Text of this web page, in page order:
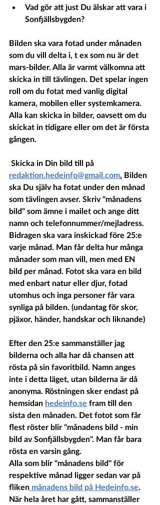
Vad gör att just Du älskar att vara i
Sonfjällsbygden?
Bilden ska vara fotad under månaden
som du vill delta i, t ex som nu är det
mars-bilder. Alla är varmt välkomna att
skicka in till tävlingen. Det spelar ingen
roll om du fotat med vanlig digital
kamera, mobilen eller systemkamera.
Alla kan skicka in bilder, oavsett om du
skickat in tidigare eller om det är första
gången.
Skicka in Din bild till på
redaktion.hedeinfo@gmail.com. Bilden
ska Du själv ha fotat under den månad
som tävlingen avser. Skriv "månadens
bild" som ämne i mailet och ange ditt
namn och telefonnummer/mejladress.
Bidragen ska vara inskickad före 25:e
varje månad. Man får delta hur många
månader som man vill, men med EN
bild per månad. Fotot ska vara en bild
med enbart natur eller djur, fotad
utomhus och inga personer får vara
synliga på bilden. (undantag för skor,
pjäxor, händer, handskar och liknande)
Efter den 25:e sammanställer jag
bilderna och alla har då chansen att
rösta på sin favoritbild. Namn anges
inte i detta läget, utan bilderna är då
anonyma. Röstningen sker endast på
hemsidan hedeinfo.se fram till den
sista den månaden. Det fotot som får
flest röster blir "månadens bild - min
bild av Sonfjällsbygden". Man får bara
rösta en varsin gång.
Alla som blir "månadens bild" för
respektive månad ligger sedan var på
fliken månadens bild på Hedeinfo.se.
När hela året har gått, sammanställer